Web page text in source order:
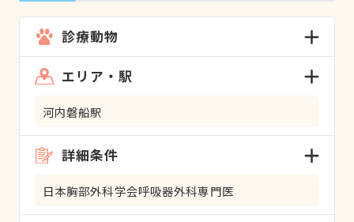
診療動物
エリア・駅
河内磐船駅
詳細条件
日本胸部外科学会呼吸器外科専門医